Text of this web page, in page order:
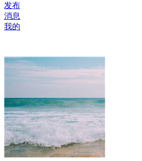
发布
消息
我的